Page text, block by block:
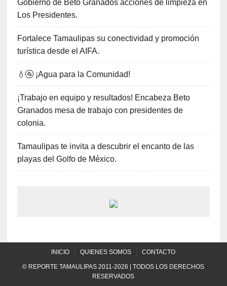
Gobierno de Beto Granados acciones de limpieza en
Los Presidentes.
Fortalece Tamaulipas su conectividad y promoción
turística desde el AIFA.
💧🚰 ¡Agua para la Comunidad!
¡Trabajo en equipo y resultados! Encabeza Beto
Granados mesa de trabajo con presidentes de
colonia.
Tamaulipas te invita a descubrir el encanto de las
playas del Golfo de México.
INICIO QUIENES SOMOS CONTACTO
© REPORTE TAMAULIPAS 2011-2026 | TODOS LOS DERECHOS
RESERVADOS